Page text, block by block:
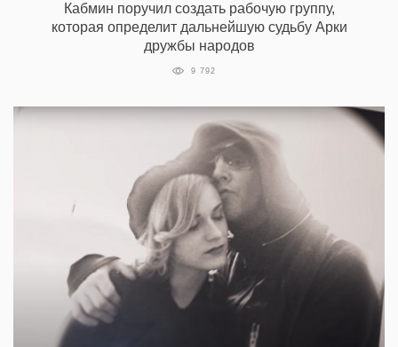
Кабмин поручил создать рабочую группу,
которая определит дальнейшую судьбу Арки
дружбы народов
9 792